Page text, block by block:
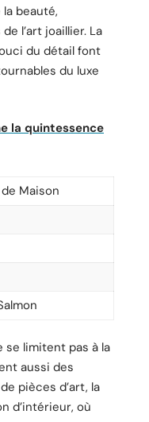
beauté,
l’art joaillier. La
du détail font
du luxe
la quintessence
Maison
se limitent pas à la
aussi des
pièces d’art, la
d’intérieur, où